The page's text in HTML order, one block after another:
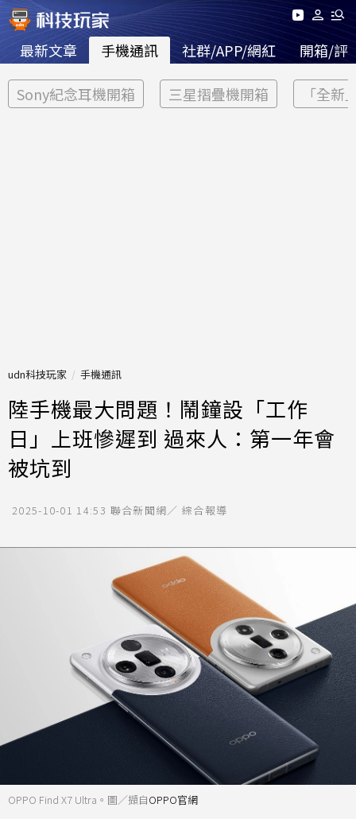
最新文章 手機通訊 社群/APP/網紅 開箱/評
Sony紀念耳機開箱 三星摺疊機開箱 「全新
udn科技玩家 手機通訊
陸手機最大問題！鬧鐘設「工作
日」上班慘遲到 過來人：第一年會
被坑到
2025-10-01 14:53 聯合新聞網／ 綜合報導
OPPO Find X7 Ultra。圖／擷自OPPO官網